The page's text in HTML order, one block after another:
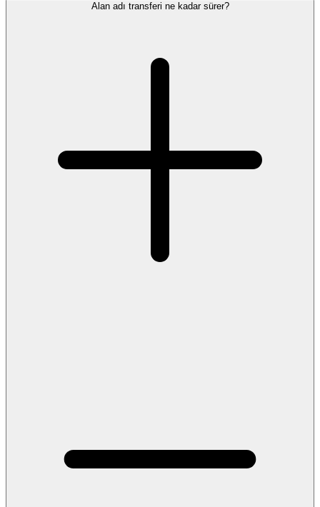
Alan adı transferi ne kadar sürer?